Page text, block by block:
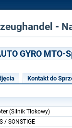
-
GYRO
Kontakt do
(Silnik Tłokowy)
/ SONSTIGE